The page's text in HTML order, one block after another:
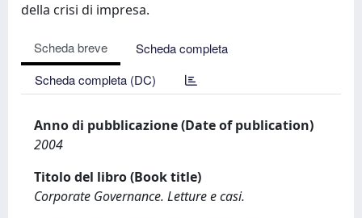
della crisi di impresa.
Scheda breve
Scheda completa
Scheda completa (DC)
Anno di pubblicazione (Date of publication)
2004
Titolo del libro (Book title)
Corporate Governance. Letture e casi.